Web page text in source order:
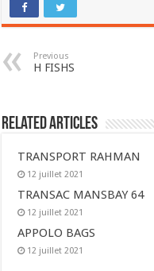
Previous
H FISHS
Related Articles
TRANSPORT RAHMAN
12 juillet 2021
TRANSAC MANSBAY 64
12 juillet 2021
APPOLO BAGS
12 juillet 2021